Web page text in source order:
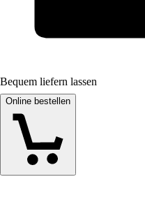
Bequem liefern lassen
Online bestellen